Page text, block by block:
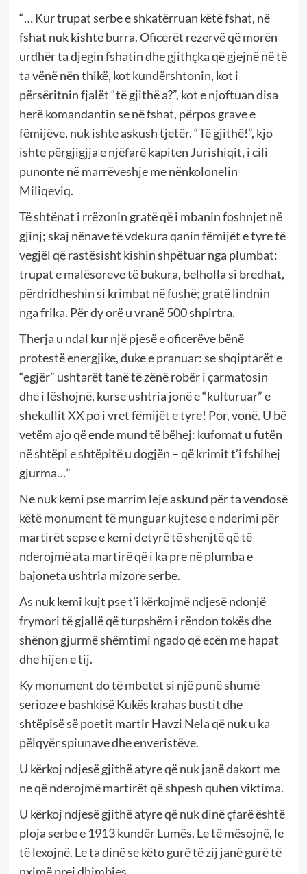
“… Kur trupat serbe e shkatërruan këtë fshat, në
fshat nuk kishte burra. Oficerët rezervë që morën
urdhër ta djegin fshatin dhe gjithçka që gjejnë në të
ta vënë nën thikë, kot kundërshtonin, kot i
përsëritnin fjalët “të gjithë a?”, kot e njoftuan disa
herë komandantin se në fshat, përpos grave e
fëmijëve, nuk ishte askush tjetër. “Të gjithë!”, kjo
ishte përgjigjja e njëfarë kapiten Jurishiqit, i cili
punonte në marrëveshje me nënkolonelin
Miliqeviq.
Të shtënat i rrëzonin gratë që i mbanin foshnjet në
gjinj; skaj nënave të vdekura qanin fëmijët e tyre të
vegjël që rastësisht kishin shpëtuar nga plumbat:
trupat e malësoreve të bukura, belholla si bredhat,
përdridheshin si krimbat në fushë; gratë lindnin
nga frika. Për dy orë u vranë 500 shpirtra.
Therja u ndal kur një pjesë e oficerëve bënë
protestë energjike, duke e pranuar: se shqiptarët e
“egjër” ushtarët tanë të zënë robër i çarmatosin
dhe i lëshojnë, kurse ushtria jonë e “kulturuar” e
shekullit XX po i vret fëmijët e tyre! Por, vonë. U bë
vetëm ajo që ende mund të bëhej: kufomat u futën
në shtëpi e shtëpitë u dogjën – që krimit t’i fshihej
gjurma…”
Ne nuk kemi pse marrim leje askund për ta vendosë
këtë monument të munguar kujtese e nderimi për
martirët sepse e kemi detyrë të shenjtë që të
nderojmë ata martirë që i ka pre në plumba e
bajoneta ushtria mizore serbe.
As nuk kemi kujt pse t’i kërkojmë ndjesë ndonjë
frymori të gjallë që turpshëm i rëndon tokës dhe
shënon gjurmë shëmtimi ngado që ecën me hapat
dhe hijen e tij.
Ky monument do të mbetet si një punë shumë
serioze e bashkisë Kukës krahas bustit dhe
shtëpisë së poetit martir Havzi Nela që nuk u ka
pëlqyër spiunave dhe enveristëve.
U kërkoj ndjesë gjithë atyre që nuk janë dakort me
ne që nderojmë martirët që shpesh quhen viktima.
U kërkoj ndjesë gjithë atyre që nuk dinë çfarë është
ploja serbe e 1913 kundër Lumës. Le të mësojnë, le
të lexojnë. Le ta dinë se këto gurë të zij janë gurë të